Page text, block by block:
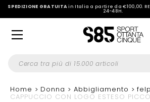
SPEDIZIONE GRATUITAin Italia a partire da €100,00.
24-48H.
Home Donna Abbigliamento
CAPPUCCIO CON LOGO ESTESO